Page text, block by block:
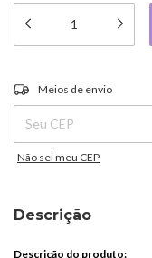
Entregas para o CEP:
Meios de envio
Não sei meu CEP
Descrição
Descrição do produto: